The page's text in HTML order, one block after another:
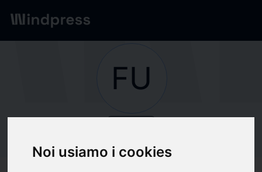
Noi usiamo i cookies
Network/Società
FU
FUNDACIÓN